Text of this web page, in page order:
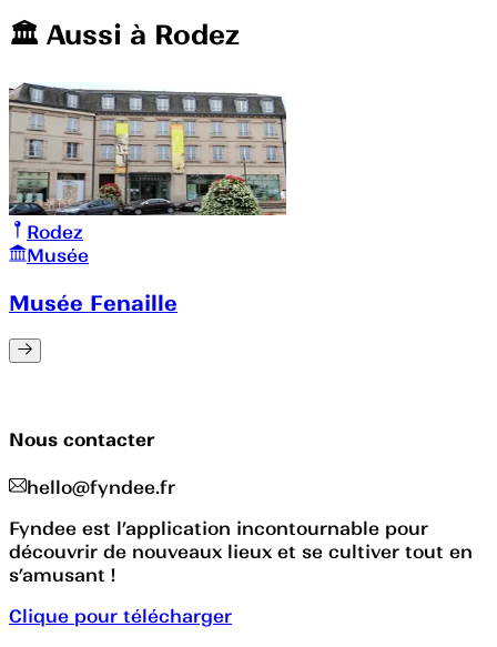
🏛️️ Aussi à Rodez
Rodez
Musée
Musée Fenaille
Nous contacter
hello@fyndee.fr
Fyndee est l’application incontournable pour
découvrir de nouveaux lieux et se cultiver tout en
s’amusant !
Clique pour télécharger